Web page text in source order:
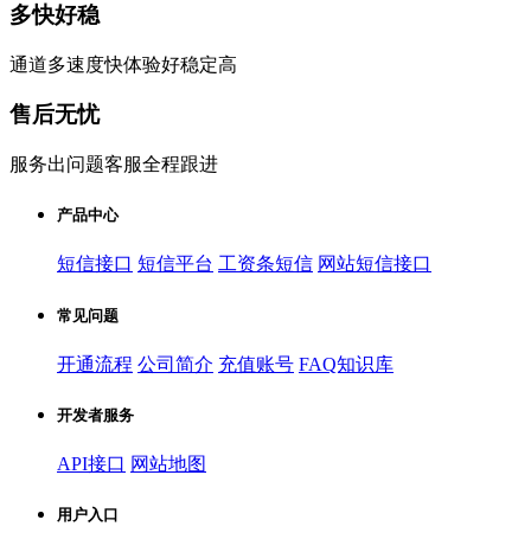
多快好稳
通道多速度快体验好稳定高
售后无忧
服务出问题客服全程跟进
产品中心
短信接口 短信平台 工资条短信 网站短信接口
常见问题
开通流程 公司简介 充值账号 FAQ知识库
开发者服务
API接口 网站地图
用户入口